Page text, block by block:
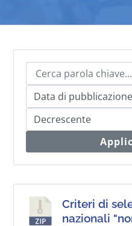
Criteri di
nazionali